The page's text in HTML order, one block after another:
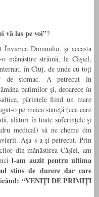
vă las pe voi”?
Domnului, şi aceasta
mănăstire străină, la Căşiel,
în Cluj, de unde cu toţi
de stomac. A petrecut în
patimilor şi, deoarece în
părintele fiind un mare
o pe maica stareţă (cea care
alături în toate suferinţele şi
medical) să ne cheme din
Aşa s-a şi petrecut. Prin
din mănăstirea Căşiel, am
l-am auzit pentru ultima
stins de durere dar care
“VENIȚI DE PRIMIȚI